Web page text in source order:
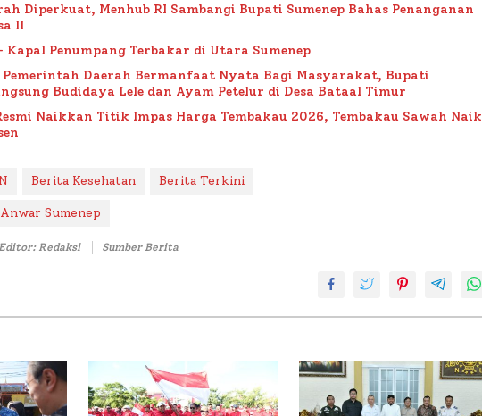
Diperkuat, Menhub RI Sambangi Bupati Sumenep Bahas Penanganan
II
Kapal Penumpang Terbakar di Utara Sumenep
Daerah Bermanfaat Nyata Bagi Masyarakat, Bupati
Budidaya Lele dan Ayam Petelur di Desa Bataal Timur
Naikkan Titik Impas Harga Tembakau 2026, Tembakau Sawah Naik
Berita Kesehatan Berita Terkini
Sumenep
Editor: Redaksi Sumber Berita